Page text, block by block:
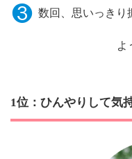
❸ 数回、思いっきり
よ
1位：ひんやりして気